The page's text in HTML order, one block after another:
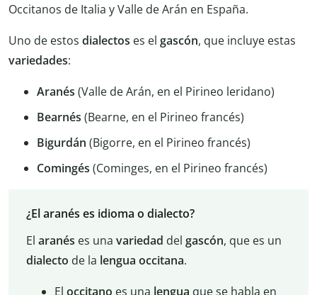
Occitanos de Italia y Valle de Arán en España.
Uno de estos dialectos es el gascón, que incluye estas
variedades:
Aranés (Valle de Arán, en el Pirineo leridano)
Bearnés (Bearne, en el Pirineo francés)
Bigurdán (Bigorre, en el Pirineo francés)
Comingés (Cominges, en el Pirineo francés)
¿El aranés es idioma o dialecto?
El aranés es una variedad del gascón, que es un
dialecto de la lengua occitana.
El occitano es una lengua que se habla en